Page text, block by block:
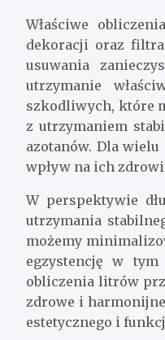
Właściwe
dekoracji oraz
usuwania
utrzymanie
szkodliwych, które
z utrzymaniem
azotanów. Dla
wpływ na ich
W perspektywie
utrzymania
możemy
egzystencję w tym
obliczenia litrów
zdrowe i
estetycznego i